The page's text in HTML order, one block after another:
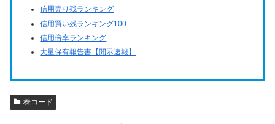
信用売り残ランキング
信用買い残ランキング100
信用倍率ランキング
大量保有報告書【開示速報】
株コード